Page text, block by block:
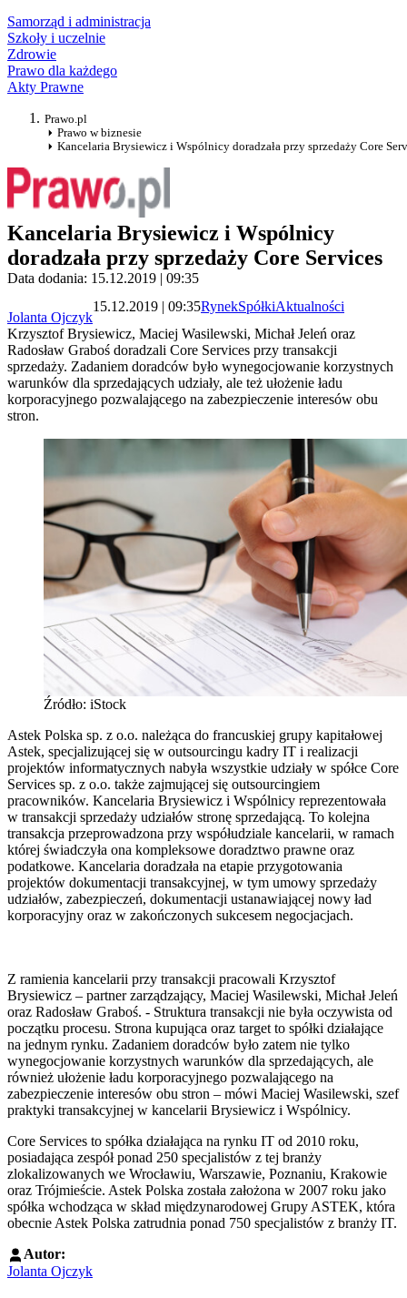
Samorząd i administracja
Szkoły i uczelnie
Zdrowie
Prawo dla każdego
Akty Prawne
Prawo.pl
Prawo w biznesie
Kancelaria Brysiewicz i Wspólnicy doradzała przy sprzedaży Core
Kancelaria Brysiewicz i Wspólnicy
doradzała przy sprzedaży Core Services
Data dodania: 15.12.2019 | 09:35
Jolanta Ojczyk
15.12.2019 | 09:35RynekSpółkiAktualności
Krzysztof Brysiewicz, Maciej Wasilewski, Michał Jeleń oraz
Radosław Graboś doradzali Core Services przy transakcji
sprzedaży. Zadaniem doradców było wynegocjowanie korzystnych
warunków dla sprzedających udziały, ale też ułożenie ładu
korporacyjnego pozwalającego na zabezpieczenie interesów obu
stron.
Źródło: iStock
Astek Polska sp. z o.o. należąca do francuskiej grupy kapitałowej
Astek, specjalizującej się w outsourcingu kadry IT i realizacji
projektów informatycznych nabyła wszystkie udziały w spółce Core
Services sp. z o.o. także zajmującej się outsourcingiem
pracowników. Kancelaria Brysiewicz i Wspólnicy reprezentowała
w transakcji sprzedaży udziałów stronę sprzedającą. To kolejna
transakcja przeprowadzona przy współudziale kancelarii, w ramach
której świadczyła ona kompleksowe doradztwo prawne oraz
podatkowe. Kancelaria doradzała na etapie przygotowania
projektów dokumentacji transakcyjnej, w tym umowy sprzedaży
udziałów, zabezpieczeń, dokumentacji ustanawiającej nowy ład
korporacyjny oraz w zakończonych sukcesem negocjacjach.
Z ramienia kancelarii przy transakcji pracowali Krzysztof
Brysiewicz – partner zarządzający, Maciej Wasilewski, Michał Jeleń
oraz Radosław Graboś. - Struktura transakcji nie była oczywista od
początku procesu. Strona kupująca oraz target to spółki działające
na jednym rynku. Zadaniem doradców było zatem nie tylko
wynegocjowanie korzystnych warunków dla sprzedających, ale
również ułożenie ładu korporacyjnego pozwalającego na
zabezpieczenie interesów obu stron – mówi Maciej Wasilewski, szef
praktyki transakcyjnej w kancelarii Brysiewicz i Wspólnicy.
Core Services to spółka działająca na rynku IT od 2010 roku,
posiadająca zespół ponad 250 specjalistów z tej branży
zlokalizowanych we Wrocławiu, Warszawie, Poznaniu, Krakowie
oraz Trójmieście. Astek Polska została założona w 2007 roku jako
spółka wchodząca w skład międzynarodowej Grupy ASTEK, która
obecnie Astek Polska zatrudnia ponad 750 specjalistów z branży IT.
Autor:
Jolanta Ojczyk